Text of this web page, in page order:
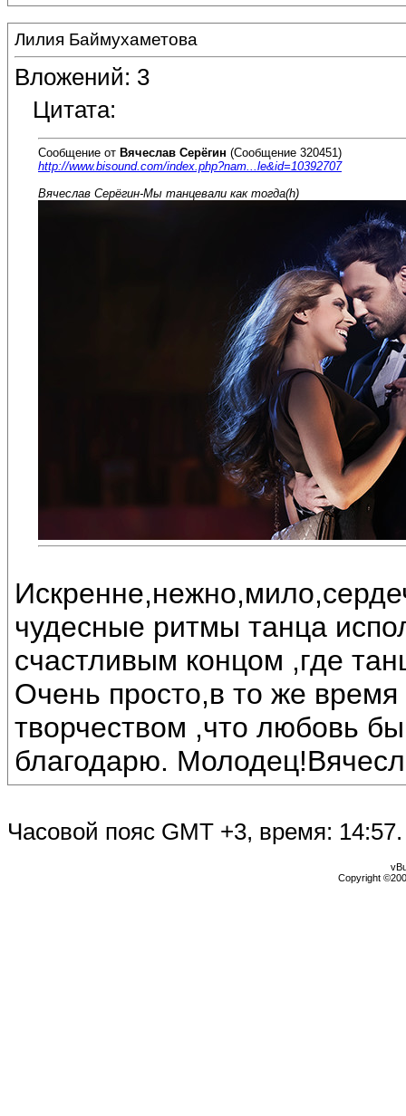
Лилия Баймухаметова
Вложений: 3
Цитата:
Сообщение от Вячеслав Серёгин (Сообщение 320451)
http://www.bisound.com/index.php?nam...le&id=10392707
Вячеслав Серёгин-Мы танцевали как тогда(h)
чудесные ритмы танца
счастливым концом ,где
Очень просто,в то же
творчеством ,что любовь
благодарю.
Часовой пояс GMT +3, время: 14:57.
Copyright